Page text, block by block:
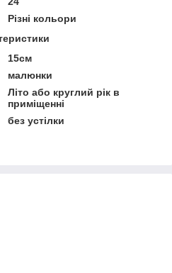
Різні кольори
15см
малюнки
Літо або круглий рік в
приміщенні
без устілки